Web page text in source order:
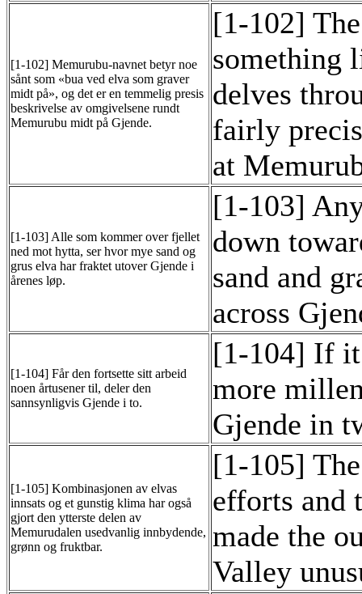
[1-102] Memurubu-navnet betyr noe
sånt som «bua ved elva som graver
midt på», og det er en temmelig presis
beskrivelse av omgivelsene rundt
Memurubu midt på Gjende.
[1-102]
something
delves
fairly
at
[1-103] Alle som kommer over fjellet
ned mot hytta, ser hvor mye sand og
grus elva har fraktet utover Gjende i
årenes løp.
[1-103]
down
sand and
across
[1-104] Får den fortsette sitt arbeid
noen årtusener til, deler den
sannsynligvis Gjende i to.
[1-104] If
more
Gjende in
[1-105] Kombinasjonen av elvas
innsats og et gunstig klima har også
gjort den ytterste delen av
Memurudalen usedvanlig innbydende,
grønn og fruktbar.
[1-105]
efforts and
made the
Valley